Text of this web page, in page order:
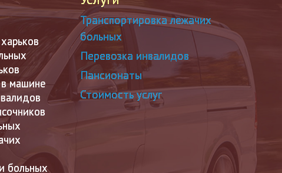
в машине
больных
Транспортировка лежачих
больных
Перевозка инвалидов
Пансионаты
Стоимость услуг